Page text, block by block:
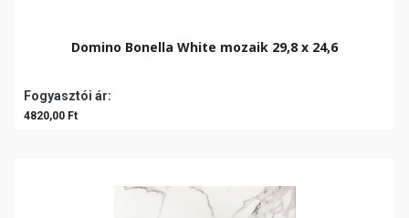
Domino Bonella White mozaik 29,8 x 24,6
Fogyasztói ár:
4820,00 Ft